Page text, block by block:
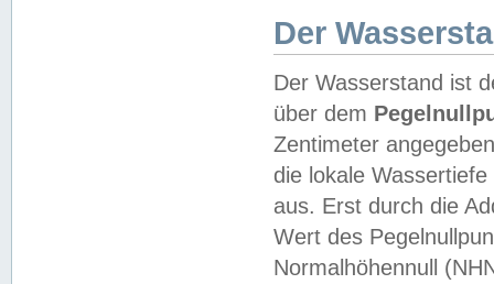
Der
Der Wasserstand ist
über dem
Zentimeter
die lokale
aus. Erst durch die
Wert des
Normalhöhennull